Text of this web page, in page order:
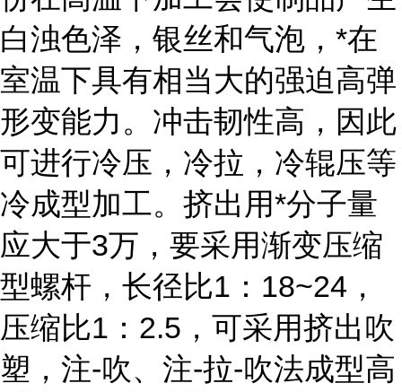
白浊色泽，银丝和气泡，*在
室温下具有相当大的强迫高弹
形变能力。冲击韧性高，因此
可进行冷压，冷拉，冷辊压等
冷成型加工。挤出用*分子量
应大于3万，要采用渐变压缩
型螺杆，长径比1：18~24，
压缩比1：2.5，可采用挤出吹
塑，注-吹、注-拉-吹法成型高